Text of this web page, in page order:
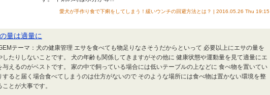
愛犬が手作り食で下痢をしてしまう！緩いウンチの回避方法とは？ | 2016.05.26 Thu 19:15
量は適量に
テーマ：犬の健康管理 エサを食べても物足りなさそうだからといって 必要以上にエサの量を
したりしないことです。 犬の年齢も関係してきますがその他に 健康状態や運動量を見て適量にエ
与えるのがベストです。 家の中で飼っている場合には低いテーブルの上などに 食べ物を置いてい
すると届く場合食べてしまうのは仕方がないので そのような場所には食べ物は置かない環境を整
ことが大事です。